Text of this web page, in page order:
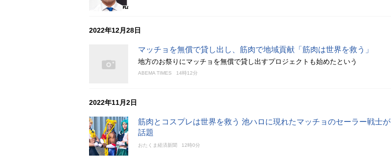
2022年12月28日
マッチョを無償で貸し出し、筋肉で地域貢献「筋肉は世界を救う」
地方のお祭りにマッチョを無償で貸し出すプロジェクトも始めたという
ABEMA TIMES 14時12分
2022年11月2日
筋肉とコスプレは世界を救う 池ハロに現れたマッチョのセーラー戦士が
話題
おたくま経済新聞 12時0分